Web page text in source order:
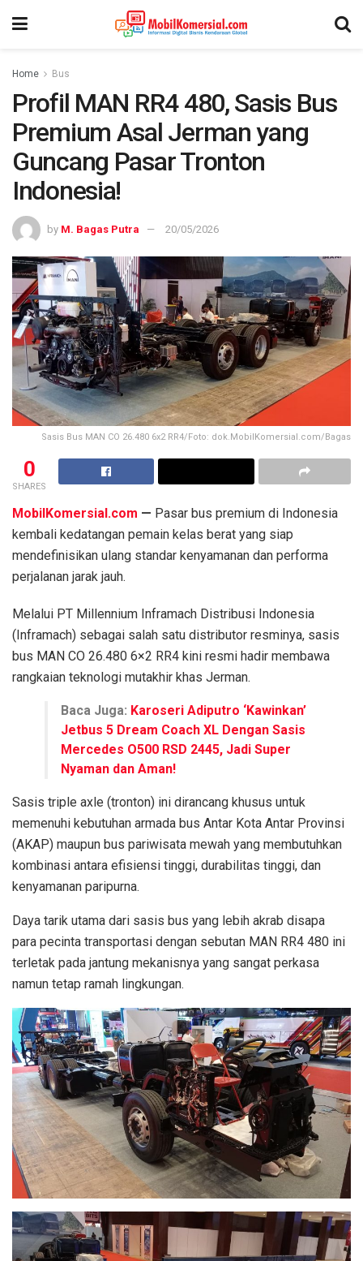
Home Bus
Profil MAN RR4 480, Sasis Bus
Premium Asal Jerman yang
Guncang Pasar Tronton
Indonesia!
by M. Bagas Putra 20/05/2026
Sasis Bus MAN CO 26.480 6x2 RR4/Foto: dok.MobilKomersial.com/Bagas
0
SHARES
MobilKomersial.com — Pasar bus premium di Indonesia
kembali kedatangan pemain kelas berat yang siap
mendefinisikan ulang standar kenyamanan dan performa
perjalanan jarak jauh.
Melalui PT Millennium Inframach Distribusi Indonesia
(Inframach) sebagai salah satu distributor resminya, sasis
bus MAN CO 26.480 6×2 RR4 kini resmi hadir membawa
rangkaian teknologi mutakhir khas Jerman.
Baca Juga: Karoseri Adiputro ‘Kawinkan’
Jetbus 5 Dream Coach XL Dengan Sasis
Mercedes O500 RSD 2445, Jadi Super
Nyaman dan Aman!
Sasis triple axle (tronton) ini dirancang khusus untuk
memenuhi kebutuhan armada bus Antar Kota Antar Provinsi
(AKAP) maupun bus pariwisata mewah yang membutuhkan
kombinasi antara efisiensi tinggi, durabilitas tinggi, dan
kenyamanan paripurna.
Daya tarik utama dari sasis bus yang lebih akrab disapa
para pecinta transportasi dengan sebutan MAN RR4 480 ini
terletak pada jantung mekanisnya yang sangat perkasa
namun tetap ramah lingkungan.